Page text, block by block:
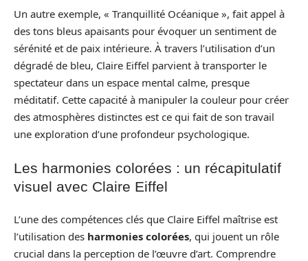
Un autre exemple, « Tranquillité Océanique », fait appel à
des tons bleus apaisants pour évoquer un sentiment de
sérénité et de paix intérieure. À travers l’utilisation d’un
dégradé de bleu, Claire Eiffel parvient à transporter le
spectateur dans un espace mental calme, presque
méditatif. Cette capacité à manipuler la couleur pour créer
des atmosphères distinctes est ce qui fait de son travail
une exploration d’une profondeur psychologique.
Les harmonies colorées : un récapitulatif
visuel avec Claire Eiffel
L’une des compétences clés que Claire Eiffel maîtrise est
l’utilisation des harmonies colorées, qui jouent un rôle
crucial dans la perception de l’œuvre d’art. Comprendre